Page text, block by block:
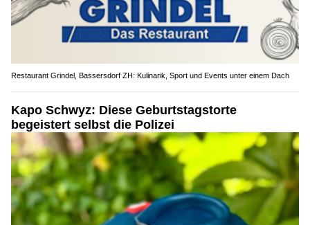
Restaurant Grindel, Bassersdorf ZH: Kulinarik, Sport und Events unter einem Dach
Kapo Schwyz: Diese Geburtstagstorte
begeistert selbst die Polizei